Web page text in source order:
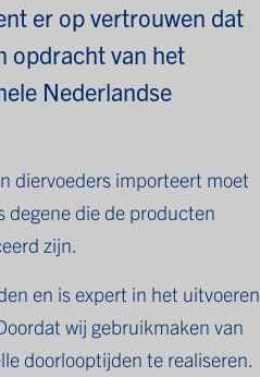
er op vertrouwen dat
opdracht van het
Nederlandse
diervoeders importeert moet
degene die de producten
zijn.
en is expert in het uitvoeren
wij gebruikmaken van
doorlooptijden te realiseren.